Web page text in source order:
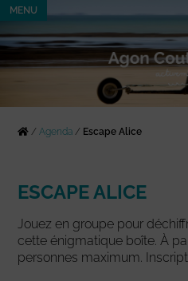
MENU
/Agenda / Escape Alice
ESCAPE ALICE
Jouez en groupe pour
cette énigmatique boîte. À
personnes maximum.